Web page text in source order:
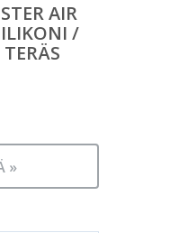
AIR
/
»